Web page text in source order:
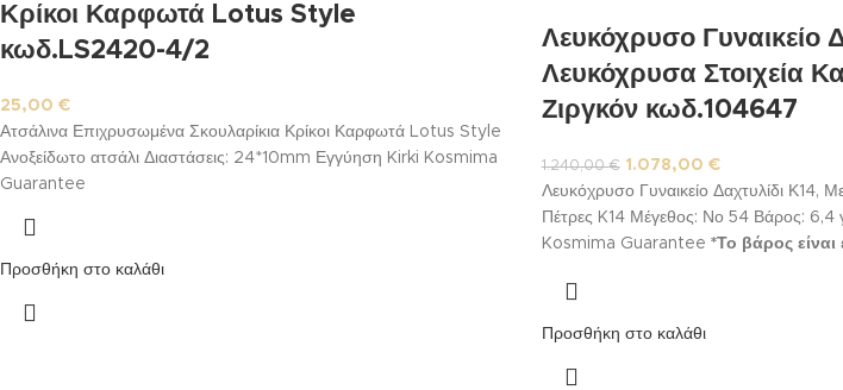
Κρίκοι Καρφωτά Lotus Style
κωδ.LS2420-4/2
25,00 €
Ατσάλινα Επιχρυσωμένα Σκουλαρίκια Κρίκοι Καρφωτά Lotus Style
Ανοξείδωτο ατσάλι Διαστάσεις: 24*10mm Εγγύηση Kirki Kosmima
Guarantee
Προσθήκη στο καλάθι
Λευκόχρυσο Γυναικείο
Λευκόχρυσα Στοιχεία
Ζιργκόν κωδ.104647
1.240,00€ 1.078,00 €
Λευκόχρυσο Γυναικείο Δαχτυλίδι Κ14,
Πέτρες K14 Μέγεθος: Νο 54 Βάρος: 6,4
Kosmima Guarantee *Το βάρος είναι
περίπτωση ειδικής παραγγελίας
στην τιμή, αλλά ενδέχεται να
την αποπεράτωσή της. Σε
Προσθήκη στο καλάθι